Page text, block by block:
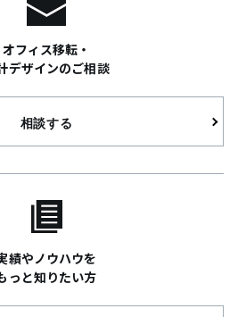
オフィス移転・
デザインのご相談
相談する
績やノウハウを
っと知りたい方